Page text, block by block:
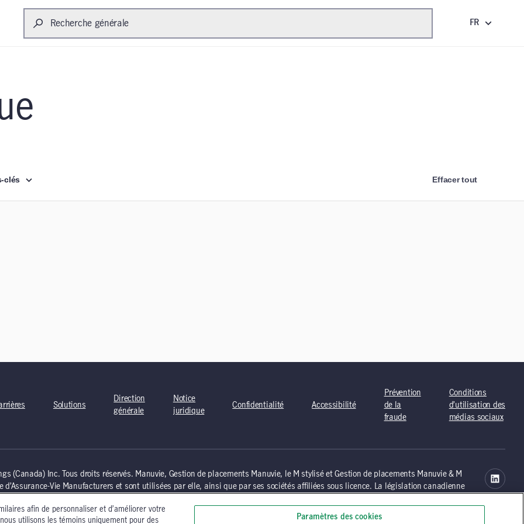
Recherche
FR
clés Effacer tout
Solutions
Direction
générale
Notice
juridique
Confidentialité Accessibilité
Prévention
de la
fraude
Conditions
d’utilisation des
médias sociaux
Inc. Tous droits réservés. Manuvie, Gestion de placements Manuvie, le M stylisé et Gestion de placements Manuvie & M
d’Assurance-Vie Manufacturers et sont utilisées par elle, ainsi que par ses sociétés affiliées sous licence. La législation canadienne
Il est conseillé aux personnes non canadiennes d’obtenir des conseils indépendants au sujet de l’utilisation du site, car elles
afin de personnaliser et d’améliorer votre
utilisons les témoins uniquement pour des
Paramètres des cookies